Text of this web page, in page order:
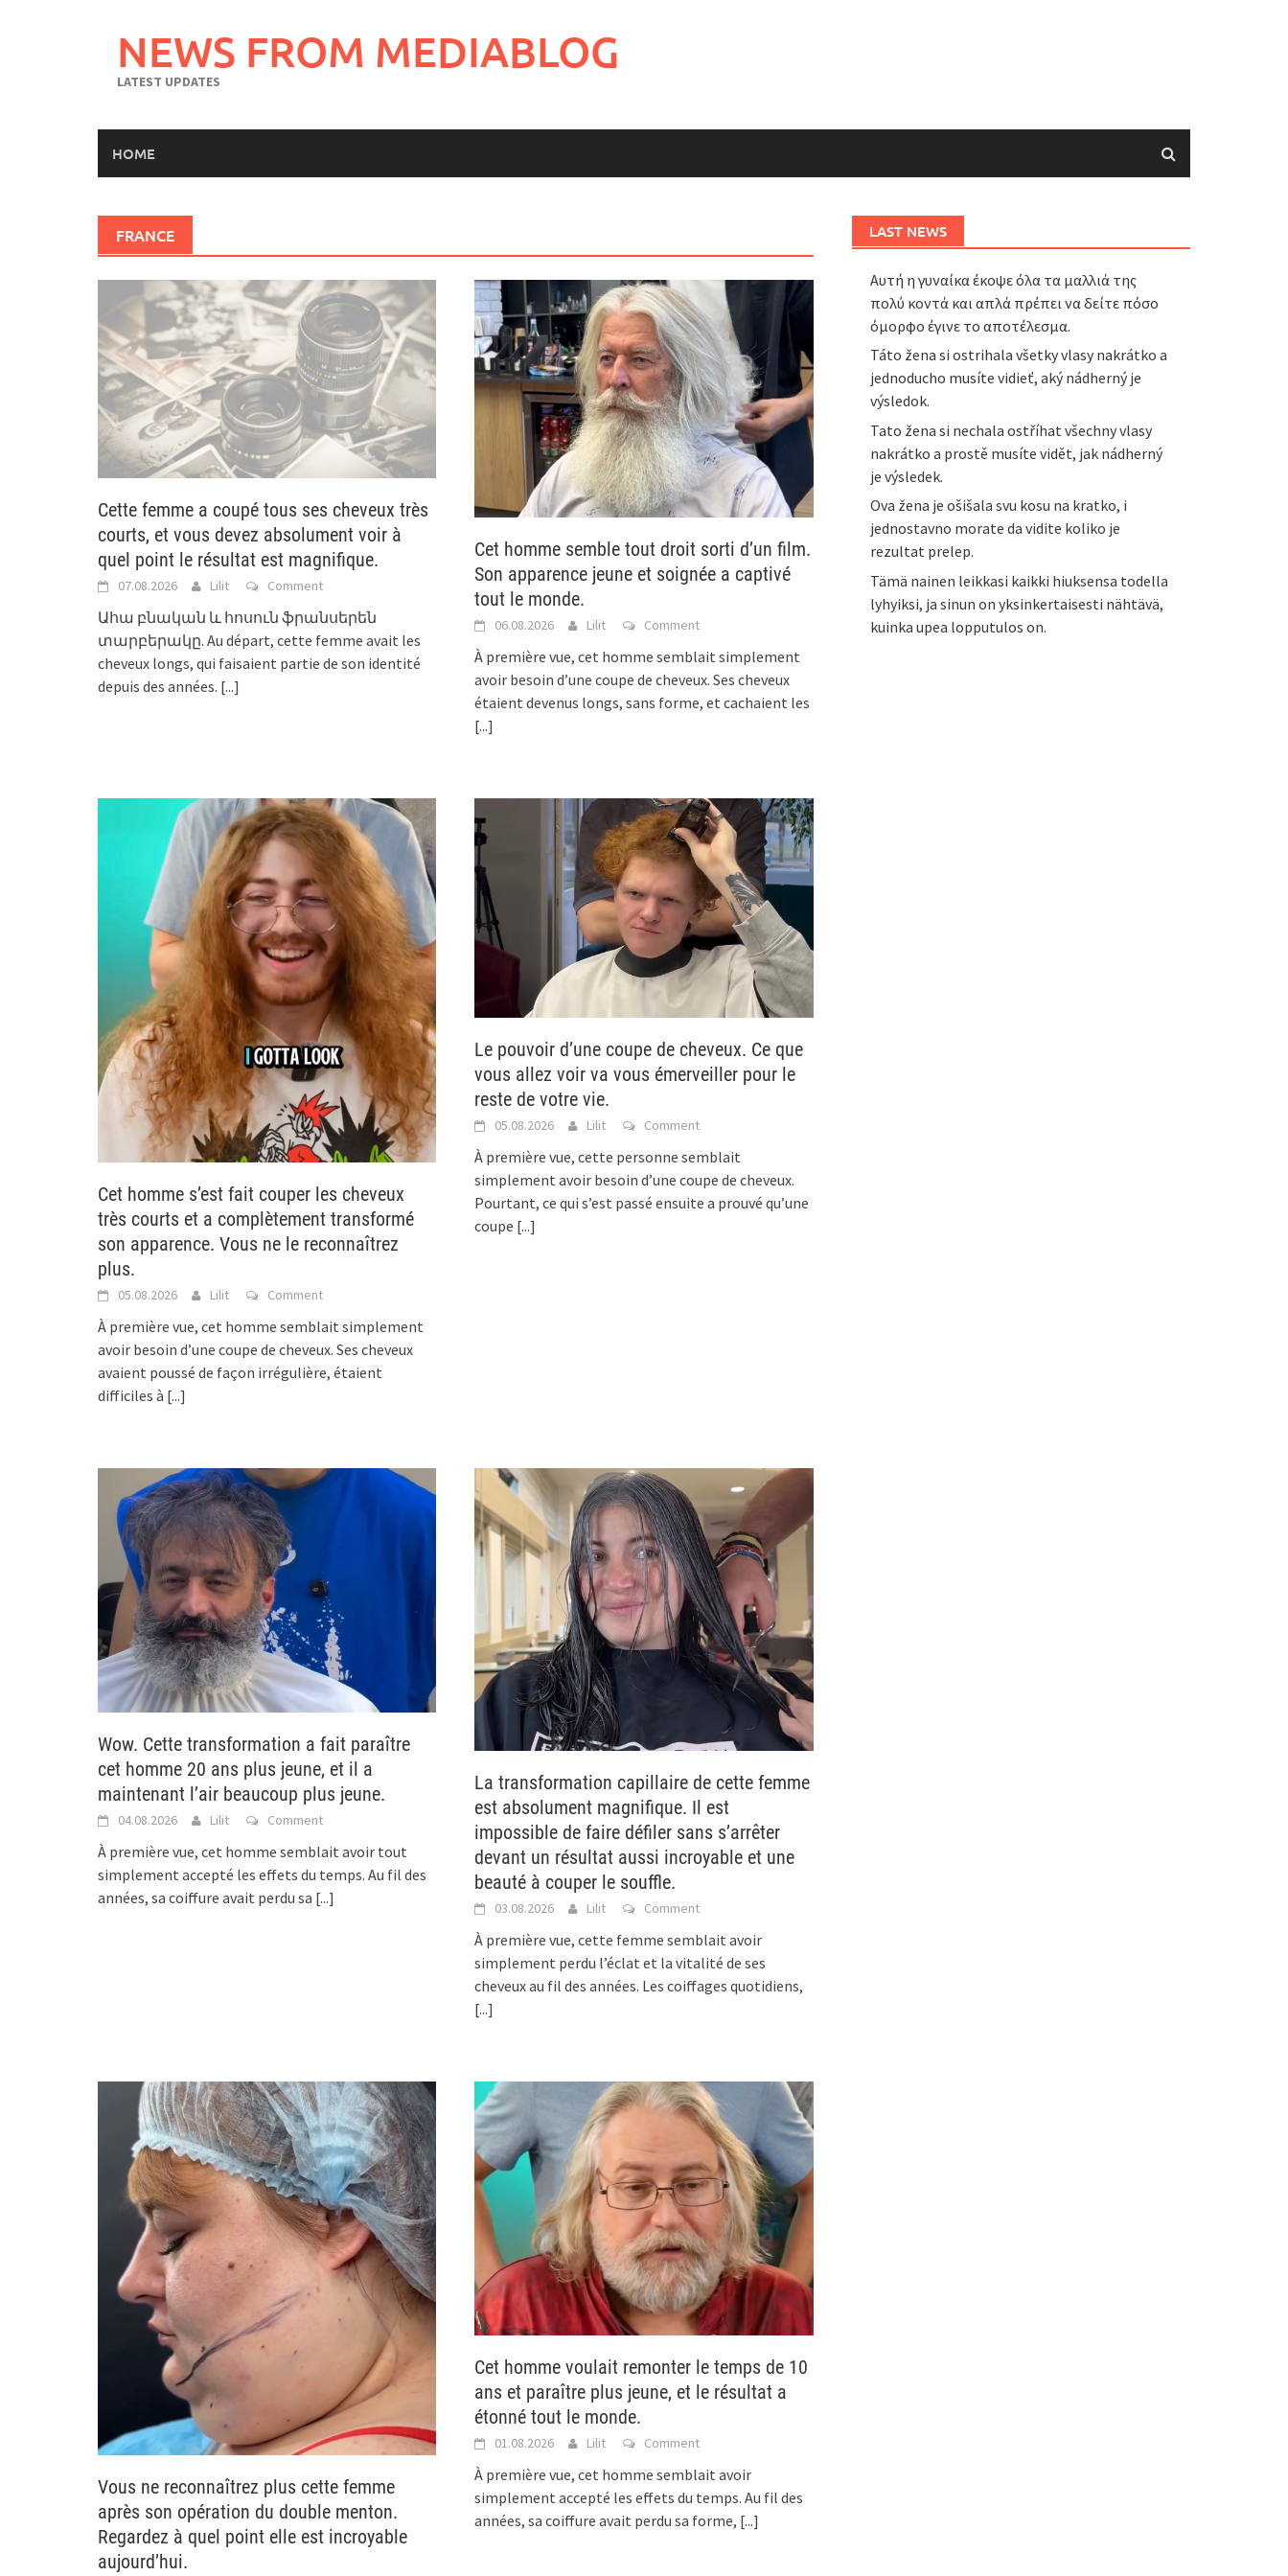
NEWS FROM MEDIABLOG
LATEST UPDATES
HOME
FRANCE
Cette femme a coupé tous ses cheveux très
courts, et vous devez absolument voir à
quel point le résultat est magnifique.
07.08.2026 Lilit Comment
Ահա բնական և հոսուն ֆրանսերեն
տարբերակը. Au départ, cette femme avait les
cheveux longs, qui faisaient partie de son identité
depuis des années. [...]
Cet homme semble tout droit sorti d’un film.
Son apparence jeune et soignée a captivé
tout le monde.
06.08.2026 Lilit Comment
À première vue, cet homme semblait simplement
avoir besoin d’une coupe de cheveux. Ses cheveux
étaient devenus longs, sans forme, et cachaient les
[...]
Cet homme s’est fait couper les cheveux
très courts et a complètement transformé
son apparence. Vous ne le reconnaîtrez
plus.
05.08.2026 Lilit Comment
À première vue, cet homme semblait simplement
avoir besoin d’une coupe de cheveux. Ses cheveux
avaient poussé de façon irrégulière, étaient
difficiles à [...]
Le pouvoir d’une coupe de cheveux. Ce que
vous allez voir va vous émerveiller pour le
reste de votre vie.
05.08.2026 Lilit Comment
À première vue, cette personne semblait
simplement avoir besoin d’une coupe de cheveux.
Pourtant, ce qui s’est passé ensuite a prouvé qu’une
coupe [...]
Wow. Cette transformation a fait paraître
cet homme 20 ans plus jeune, et il a
maintenant l’air beaucoup plus jeune.
04.08.2026 Lilit Comment
À première vue, cet homme semblait avoir tout
simplement accepté les effets du temps. Au fil des
années, sa coiffure avait perdu sa [...]
La transformation capillaire de cette femme
est absolument magnifique. Il est
impossible de faire défiler sans s’arrêter
devant un résultat aussi incroyable et une
beauté à couper le souffle.
03.08.2026 Lilit Comment
À première vue, cette femme semblait avoir
simplement perdu l’éclat et la vitalité de ses
cheveux au fil des années. Les coiffages quotidiens,
[...]
Vous ne reconnaîtrez plus cette femme
après son opération du double menton.
Regardez à quel point elle est incroyable
aujourd’hui.
Cet homme voulait remonter le temps de 10
ans et paraître plus jeune, et le résultat a
étonné tout le monde.
01.08.2026 Lilit Comment
À première vue, cet homme semblait avoir
simplement accepté les effets du temps. Au fil des
années, sa coiffure avait perdu sa forme, [...]
LAST NEWS
Αυτή η γυναίκα έκοψε όλα τα μαλλιά της
πολύ κοντά και απλά πρέπει να δείτε πόσο
όμορφο έγινε το αποτέλεσμα.
Táto žena si ostrihala všetky vlasy nakrátko a
jednoducho musíte vidieť, aký nádherný je
výsledok.
Tato žena si nechala ostříhat všechny vlasy
nakrátko a prostě musíte vidět, jak nádherný
je výsledek.
Ova žena je ošišala svu kosu na kratko, i
jednostavno morate da vidite koliko je
rezultat prelep.
Tämä nainen leikkasi kaikki hiuksensa todella
lyhyiksi, ja sinun on yksinkertaisesti nähtävä,
kuinka upea lopputulos on.